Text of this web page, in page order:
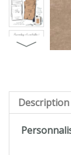
Description